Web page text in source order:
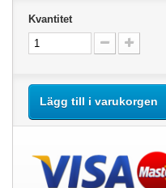
Kvantitet
Lägg till i varukorgen